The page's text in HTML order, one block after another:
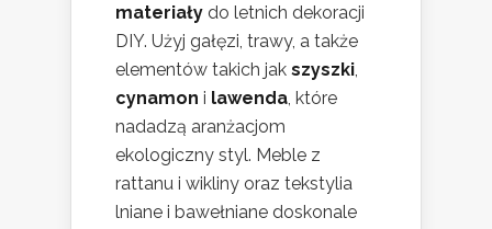
materiały do letnich dekoracji
DIY. Użyj gałęzi, trawy, a także
elementów takich jak szyszki,
cynamon i lawenda, które
nadadzą aranżacjom
ekologiczny styl. Meble z
rattanu i wikliny oraz tekstylia
lniane i bawełniane doskonale